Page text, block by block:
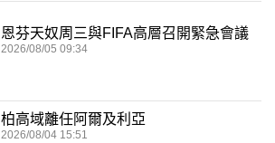
恩芬天奴周三與FIFA高層召開緊急會議
2026/08/05 09:34
柏高域離任阿爾及利亞
2026/08/04 15:51